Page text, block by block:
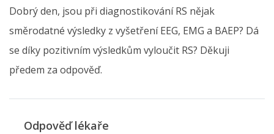
Dobrý den, jsou při diagnostikování RS nějak
směrodatné výsledky z vyšetření EEG, EMG a BAEP? Dá
se díky pozitivním výsledkům vyloučit RS? Děkuji
předem za odpověď.
Odpověď lékaře